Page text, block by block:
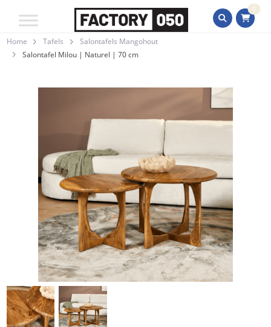
0
Home Tafels
Salontafels Mangohout
Salontafel Milou | Naturel | 70 cm